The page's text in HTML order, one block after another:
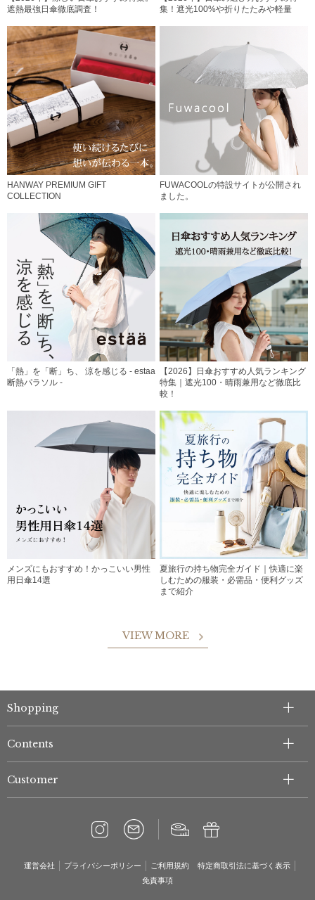
遮熱最強日傘徹底調査！
集！遮光100%や折りたたみや軽量
HANWAY PREMIUM GIFT
COLLECTION
FUWACOOLの特設サイトが公開され
ました。
「熱」を「断」ち、 涼を感じる - estaa
断熱パラソル -
【2026】日傘おすすめ人気ランキング
特集｜遮光100・晴雨兼用など徹底比
較！
メンズにもおすすめ！かっこいい男性
用日傘14選
夏旅行の持ち物完全ガイド｜快適に楽
しむための服装・必需品・便利グッズ
まで紹介
VIEW MORE
Shopping
Contents
Customer
運営会社 プライバシーポリシー ご利用規約
特定商取引法に基づく表示
免責事項